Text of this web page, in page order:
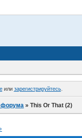
или зарегистрируйтесь.
»This Or That (2)